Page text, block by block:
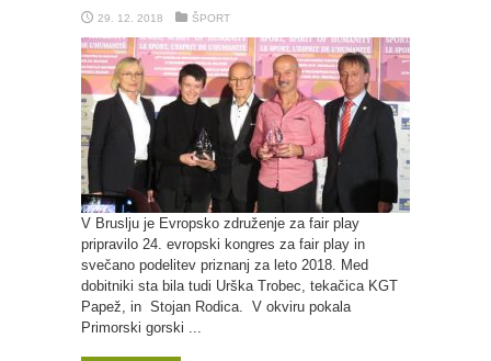
29. 12. 2018 ŠPORT
V Bruslju je Evropsko združenje za fair play
pripravilo 24. evropski kongres za fair play in
svečano podelitev priznanj za leto 2018. Med
dobitniki sta bila tudi Urška Trobec, tekačica KGT
Papež, in Stojan Rodica. V okviru pokala
Primorski gorski ...